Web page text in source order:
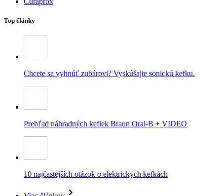
Top články
Chcete sa vyhnúť zubárovi? Vyskúšajte sonickú kefku.
Prehľad náhradných kefiek Braun Oral-B + VIDEO
10 najčastejších otázok o elektrických kefkách